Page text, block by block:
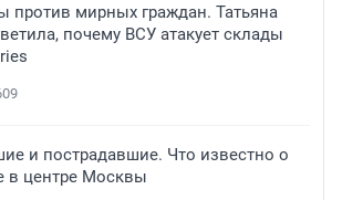
против мирных граждан. Татьяна
почему ВСУ атакует склады
и пострадавшие. Что известно о
в центре Москвы